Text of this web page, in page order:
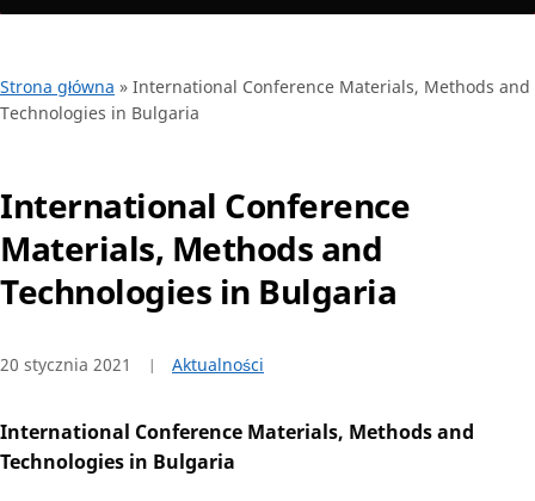
Strona główna » International Conference Materials, Methods and
Technologies in Bulgaria
International Conference
Materials, Methods and
Technologies in Bulgaria
20 stycznia 2021 Aktualności
International Conference Materials, Methods and
Technologies in Bulgaria